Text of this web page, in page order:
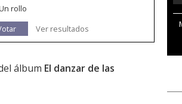
rollo
Ver resultados
álbum El danzar de las